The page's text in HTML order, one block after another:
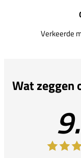
Verkeerde
Wat zeggen